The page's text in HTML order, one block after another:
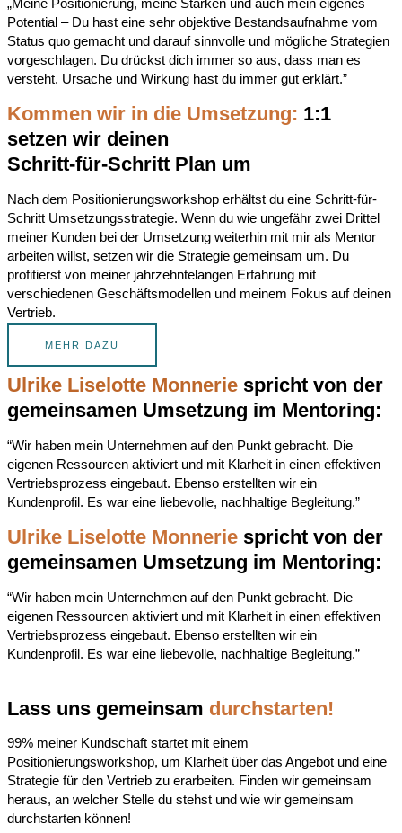
„Meine Positionierung, meine Stärken und auch mein eigenes
Potential – Du hast eine sehr objektive Bestandsaufnahme vom
Status quo gemacht und darauf sinnvolle und mögliche Strategien
vorgeschlagen. Du drückst dich immer so aus, dass man es
versteht. Ursache und Wirkung hast du immer gut erklärt.”
Kommen wir in die Umsetzung: 1:1
setzen wir deinen
Schritt-für-Schritt Plan um
Nach dem Positionierungsworkshop erhältst du eine Schritt-für-
Schritt Umsetzungsstrategie. Wenn du wie ungefähr zwei Drittel
meiner Kunden bei der Umsetzung weiterhin mit mir als Mentor
arbeiten willst, setzen wir die Strategie gemeinsam um. Du
profitierst von meiner jahrzehntelangen Erfahrung mit
verschiedenen Geschäftsmodellen und meinem Fokus auf deinen
Vertrieb.
MEHR DAZU
Ulrike Liselotte Monnerie spricht von der
gemeinsamen Umsetzung im Mentoring:
“Wir haben mein Unternehmen auf den Punkt gebracht. Die
eigenen Ressourcen aktiviert und mit Klarheit in einen effektiven
Vertriebsprozess eingebaut. Ebenso erstellten wir ein
Kundenprofil. Es war eine liebevolle, nachhaltige Begleitung.”
Ulrike Liselotte Monnerie spricht von der
gemeinsamen Umsetzung im Mentoring:
“Wir haben mein Unternehmen auf den Punkt gebracht. Die
eigenen Ressourcen aktiviert und mit Klarheit in einen effektiven
Vertriebsprozess eingebaut. Ebenso erstellten wir ein
Kundenprofil. Es war eine liebevolle, nachhaltige Begleitung.”
Lass uns gemeinsam durchstarten!
99% meiner Kundschaft startet mit einem
Positionierungsworkshop, um Klarheit über das Angebot und eine
Strategie für den Vertrieb zu erarbeiten. Finden wir gemeinsam
heraus, an welcher Stelle du stehst und wie wir gemeinsam
durchstarten können!